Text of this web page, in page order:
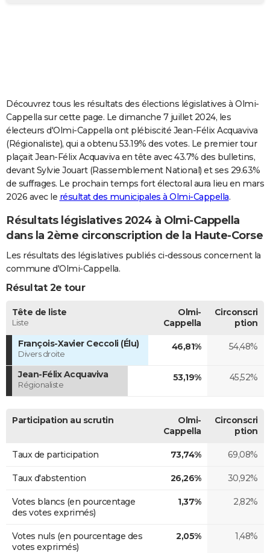
Carte de Noël
Carte Bonne année
Carte Saint-Valentin
Carte Pâques
Carte d'anniversaire
DICTIONNAIRE
Dictionnaire
Biographies
Citations
Expressions
Proverbes
COPAINS D'AVANT
S'inscrire
Se connecter
Lycées
Collèges
Primaires
Universités
Entreprises
Service militaire
Avis de recherche
AVIS DE DÉCÈS
Bricolage
Lifestyle
Culture
Sport
Auto
Television
Voyage
Cinema
Découvrez tous les résultats des élections législatives à Olmi-
Cappella sur cette page. Le dimanche 7 juillet 2024, les
électeurs d'Olmi-Cappella ont plébiscité Jean-Félix Acquaviva
(Régionaliste), qui a obtenu 53.19% des votes. Le premier tour
plaçait Jean-Félix Acquaviva en tête avec 43.7% des bulletins,
devant Sylvie Jouart (Rassemblement National) et ses 29.63%
de suffrages. Le prochain temps fort électoral aura lieu en mars
2026 avec le résultat des municipales à Olmi-Cappella.
Résultats législatives 2024 à Olmi-Cappella
dans la 2ème circonscription de la Haute-Corse
Les résultats des législatives publiés ci-dessous concernent la
commune d'Olmi-Cappella.
Résultat 2e tour
Tête de liste
Liste
Olmi-
Cappella
Circonscri
ption
François-Xavier Ceccoli (Élu)
Divers droite
46,81% 54,48%
Jean-Félix Acquaviva
Régionaliste
53,19% 45,52%
Participation au scrutin
Olmi-
Cappella
Circonscri
ption
Taux de participation 73,74% 69,08%
Taux d'abstention 26,26% 30,92%
Votes blancs (en pourcentage
des votes exprimés)
1,37% 2,82%
Votes nuls (en pourcentage des
votes exprimés)
2,05% 1,48%